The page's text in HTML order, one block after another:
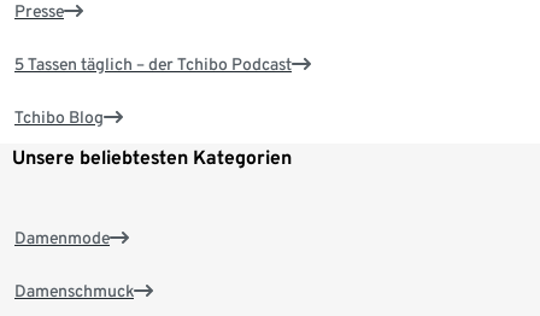
Presse
5 Tassen täglich – der Tchibo Podcast
Tchibo Blog
Unsere beliebtesten Kategorien
Damenmode
Damenschmuck